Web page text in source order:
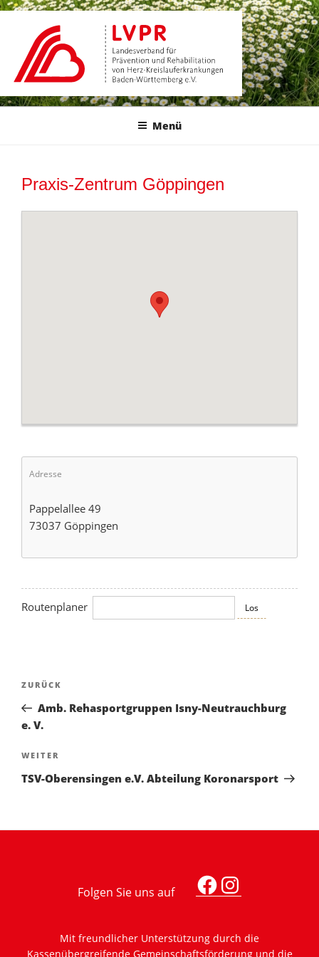
Zum
springen
Menü
Praxis-Zentrum Göppingen
Adresse
Pappelallee 49
73037 Göppingen
Routenplaner Los
Beitragsnavigation
Vorheriger
Beitrag
ZURÜCK
Amb. Rehasportgruppen Isny-Neutrauchburg
e. V.
Nächster
Beitrag
WEITER
TSV-Oberensingen e.V. Abteilung Koronarsport
Facebook
Mit freundlicher Unterstützung durch die
Kassenübergreifende Gemeinschaftsförderung und die